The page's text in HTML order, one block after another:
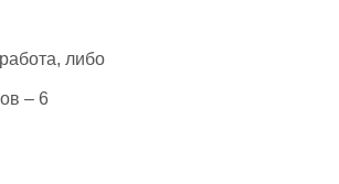
либо
– 6